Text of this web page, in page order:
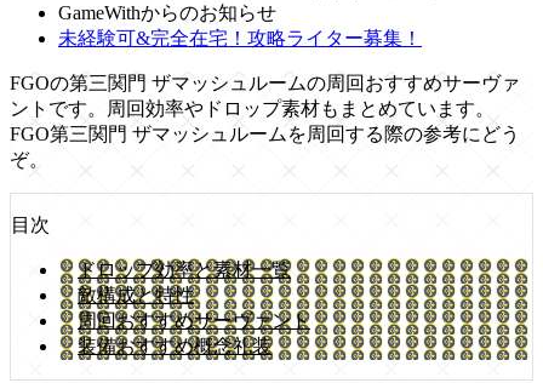
GameWithからのお知らせ
未経験可&完全在宅！攻略ライター募集！
FGOの第三関門 ザマッシュルームの周回おすすめサーヴァ
ントです。周回効率やドロップ素材もまとめています。
FGO第三関門 ザマッシュルームを周回する際の参考にどう
ぞ。
目次
ドロップ効率と素材一覧
敵構成と特性
周回おすすめサーヴァント
装備おすすめ概念礼装